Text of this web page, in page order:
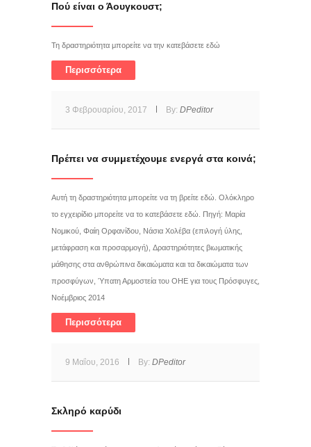
Πού είναι ο Άουγκουστ;
Τη δραστηριότητα μπορείτε να την κατεβάσετε εδώ
Περισσότερα
3 Φεβρουαρίου, 2017 By: DPeditor
Πρέπει να συμμετέχουμε ενεργά στα κοινά;
Αυτή τη δραστηριότητα μπορείτε να τη βρείτε εδώ. Ολόκληρο
το εγχειρίδιο μπορείτε να το κατεβάσετε εδώ. Πηγή: Μαρία
Νομικού, Φαίη Ορφανίδου, Νάσια Χολέβα (επιλογή ύλης,
μετάφραση και προσαρμογή), Δραστηριότητες βιωματικής
μάθησης στα ανθρώπινα δικαιώματα και τα δικαιώματα των
προσφύγων, Ύπατη Αρμοστεία του ΟΗΕ για τους Πρόσφυγες,
Νοέμβριος 2014
Περισσότερα
9 Μαΐου, 2016 By: DPeditor
Σκληρό καρύδι